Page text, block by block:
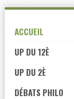
navigation
Skip
content
ACCUEIL
UP DU 12È
UP DU 2È
DÉBATS PHILO